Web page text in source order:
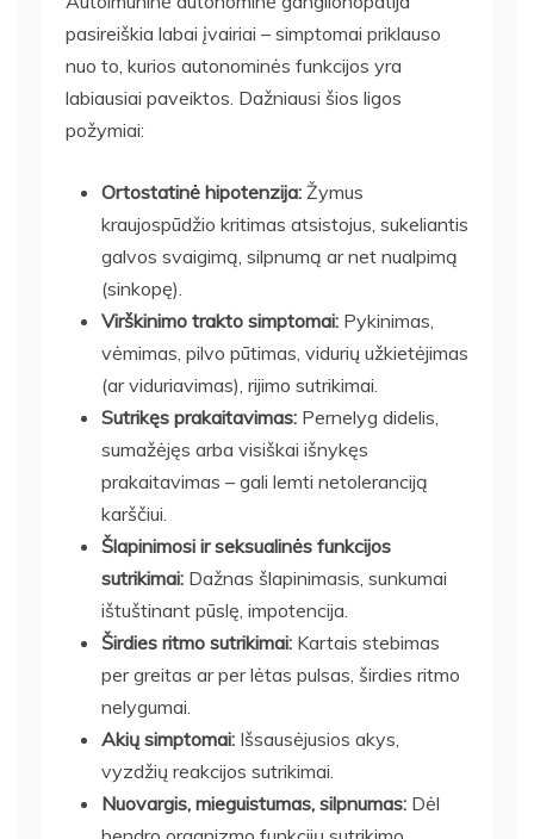
pasireiškia labai įvairiai – simptomai priklauso
nuo to, kurios autonominės funkcijos yra
labiausiai paveiktos. Dažniausi šios ligos
požymiai:
Ortostatinė hipotenzija: Žymus
kraujospūdžio kritimas atsistojus, sukeliantis
galvos svaigimą, silpnumą ar net nualpimą
(sinkopę).
Virškinimo trakto simptomai: Pykinimas,
vėmimas, pilvo pūtimas, vidurių užkietėjimas
(ar viduriavimas), rijimo sutrikimai.
Sutrikęs prakaitavimas: Pernelyg didelis,
sumažėjęs arba visiškai išnykęs
prakaitavimas – gali lemti netoleranciją
karščiui.
Šlapinimosi ir seksualinės funkcijos
sutrikimai: Dažnas šlapinimasis, sunkumai
ištuštinant pūslę, impotencija.
Širdies ritmo sutrikimai: Kartais stebimas
per greitas ar per lėtas pulsas, širdies ritmo
nelygumai.
Akių simptomai: Išsausėjusios akys,
vyzdžių reakcijos sutrikimai.
Nuovargis, mieguistumas, silpnumas: Dėl